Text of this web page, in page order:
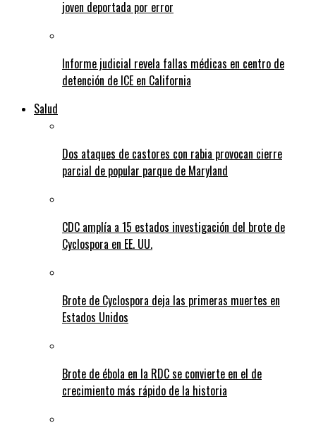
joven deportada por error
Informe judicial revela fallas médicas en centro de
detención de ICE en California
Salud
Dos ataques de castores con rabia provocan cierre
parcial de popular parque de Maryland
CDC amplía a 15 estados investigación del brote de
Cyclospora en EE. UU.
Brote de Cyclospora deja las primeras muertes en
Estados Unidos
Brote de ébola en la RDC se convierte en el de
crecimiento más rápido de la historia